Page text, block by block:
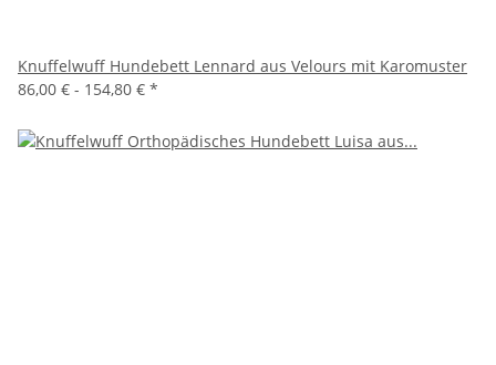
Knuffelwuff Hundebett Lennard aus Velours mit Karomuster
86,00 € - 154,80 € *